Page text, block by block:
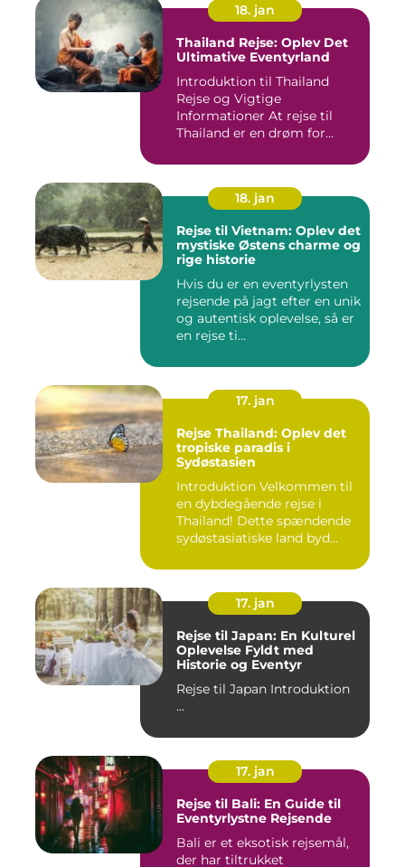
18. jan
Thailand Rejse: Oplev Det
Ultimative Eventyrland
Introduktion til Thailand
Rejse og Vigtige
Informationer At rejse til
Thailand er en drøm for
18. jan
Rejse til Vietnam: Oplev det
mystiske Østens charme og
rige historie
Hvis du er en eventyrlysten
rejsende på jagt efter en unik
og autentisk oplevelse, så er
en rejse ti...
17. jan
Rejse Thailand: Oplev det
tropiske paradis i
Sydøstasien
Introduktion Velkommen til
en dybdegående rejse i
Thailand! Dette spændende
sydøstasiatiske land byd...
17. jan
Rejse til Japan: En Kulturel
Oplevelse Fyldt med
Historie og Eventyr
Rejse til Japan Introduktion
...
17. jan
Rejse til Bali: En Guide til
Eventyrlystne Rejsende
Bali er et eksotisk rejsemål,
der har tiltrukket